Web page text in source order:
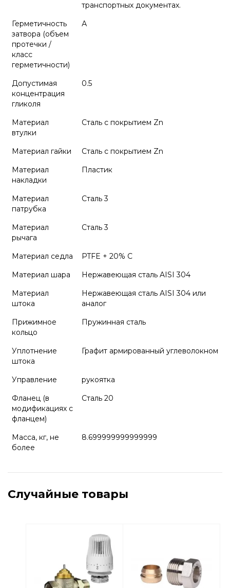
транспортных документах.
Герметичность
затвора (объем
протечки /
класс
герметичности)
А
Допустимая
концентрация
гликоля
0.5
Материал
втулки
Сталь с покрытием Zn
Материал гайки
Сталь с покрытием Zn
Материал
накладки
Пластик
Материал
патрубка
Сталь 3
Материал
рычага
Сталь 3
Материал седла
PTFE + 20% С
Материал шара
Нержавеющая сталь AISI 304
Материал
штока
Нержавеющая сталь AISI 304 или
аналог
Прижимное
кольцо
Пружинная сталь
Уплотнение
штока
Графит армированный углеволокном
Управление
рукоятка
Фланец (в
модификациях с
фланцем)
Сталь 20
Масса, кг, не
более
8.699999999999999
Случайные товары